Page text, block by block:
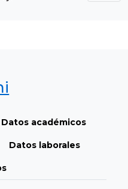
Datos académicos
Datos laborales